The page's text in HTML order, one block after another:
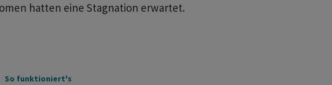
hatten eine Stagnation erwartet.
So funktioniert's